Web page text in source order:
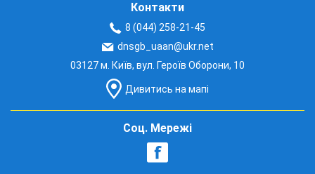
Контакти
8 (044) 258-21-45
dnsgb_uaan@ukr.net
03127 м. Київ, вул. Героїв Оборони, 10
Дивитись на мапі
Соц. Мережі